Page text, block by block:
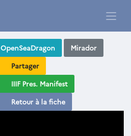
OpenSeaDragon
Mirador
Partager
IIIF Pres. Manifest
Retour à la fiche